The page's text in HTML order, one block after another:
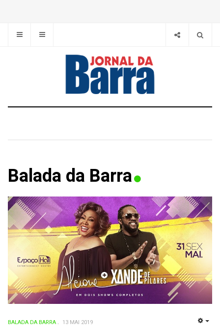
Balada da Barra
BALADA DA BARRA 13 MAI 2019